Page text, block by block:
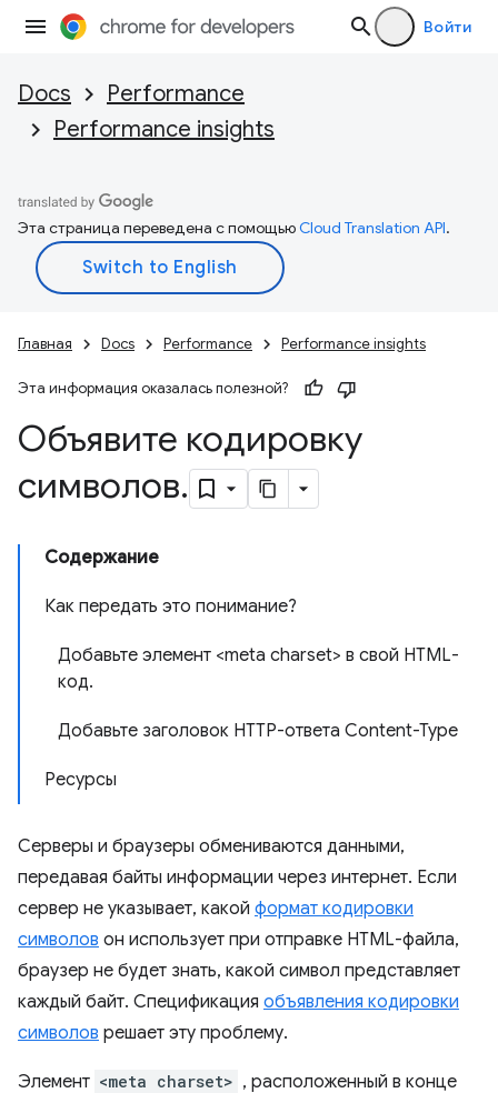
Войти
Docs
Performance
Performance insights
Эта страница переведена с помощьюCloud Translation API.
Главная Docs Performance Performance insights
Эта информация оказалась полезной?
Объявите кодировку
символов.
Содержание
Как передать это понимание?
Добавьте элемент <meta charset> в свой HTML-
код.
Добавьте заголовок HTTP-ответа Content-Type
Ресурсы
Серверы и браузеры обмениваются данными,
передавая байты информации через интернет. Если
сервер не указывает, какой формат кодировки
символов он использует при отправке HTML-файла,
браузер не будет знать, какой символ представляет
каждый байт. Спецификация объявления кодировки
символов решает эту проблему.
Элемент <meta charset> , расположенный в конце